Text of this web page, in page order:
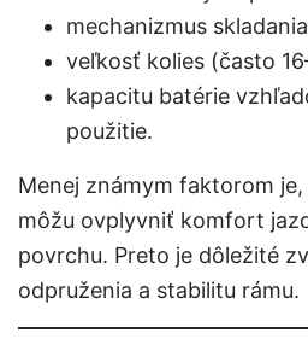
mechanizmus
veľkosť kolies (často
kapacitu batérie
použitie.
Menej známym faktorom je,
môžu ovplyvniť komfort
povrchu. Preto je dôležité
odpruženia a stabilitu rámu.